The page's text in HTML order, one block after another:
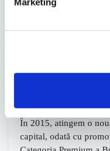
dintre cele mai mari
În 2015, atingem o
capital, odată cu